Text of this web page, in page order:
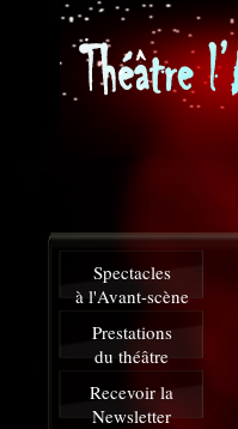
Spectacles
à l'Avant-scène
Prestations
du théâtre
Recevoir la
Newsletter